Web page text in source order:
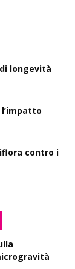
longevità
contro i